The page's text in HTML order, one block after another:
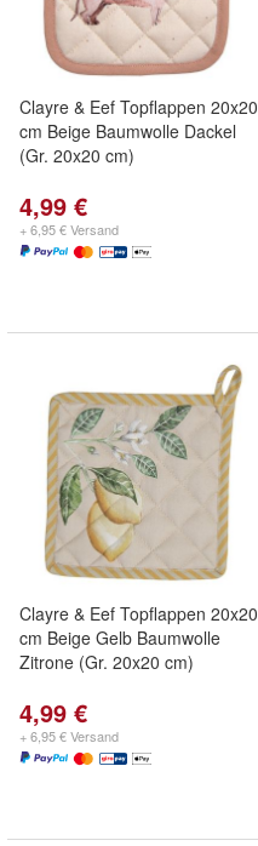
Clayre & Eef Topflappen 20x20
cm Beige Baumwolle Dackel
(Gr. 20x20 cm)
4,99 €
+ 6,95 € Versand
Clayre & Eef Topflappen 20x20
cm Beige Gelb Baumwolle
Zitrone (Gr. 20x20 cm)
4,99 €
+ 6,95 € Versand